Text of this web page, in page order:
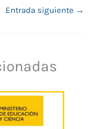
Entrada siguiente →